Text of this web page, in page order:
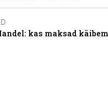
kas maksad